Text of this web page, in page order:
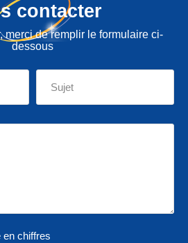
contacter
merci de remplir le formulaire ci-
dessous
en chiffres